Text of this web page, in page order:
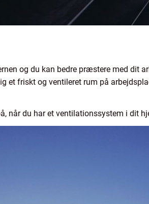
og du kan bedre præstere med dit
et friskt og ventileret rum på
når du har et ventilationssystem i dit